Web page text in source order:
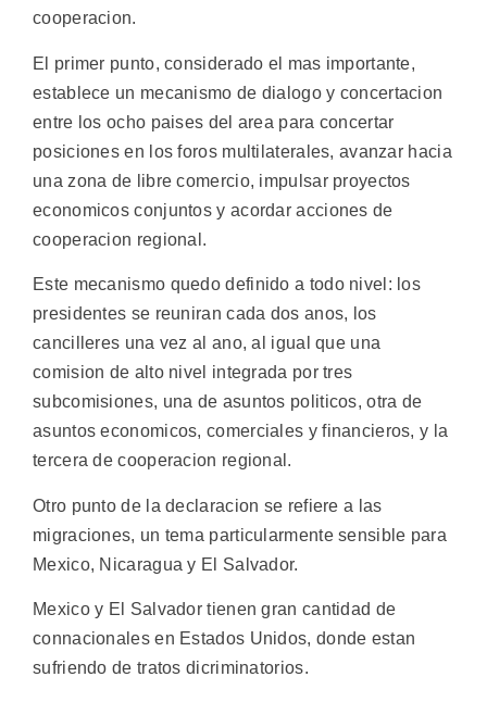
cooperacion.
El primer punto, considerado el mas importante,
establece un mecanismo de dialogo y concertacion
entre los ocho paises del area para concertar
posiciones en los foros multilaterales, avanzar hacia
una zona de libre comercio, impulsar proyectos
economicos conjuntos y acordar acciones de
cooperacion regional.
Este mecanismo quedo definido a todo nivel: los
presidentes se reuniran cada dos anos, los
cancilleres una vez al ano, al igual que una
comision de alto nivel integrada por tres
subcomisiones, una de asuntos politicos, otra de
asuntos economicos, comerciales y financieros, y la
tercera de cooperacion regional.
Otro punto de la declaracion se refiere a las
migraciones, un tema particularmente sensible para
Mexico, Nicaragua y El Salvador.
Mexico y El Salvador tienen gran cantidad de
connacionales en Estados Unidos, donde estan
sufriendo de tratos dicriminatorios.